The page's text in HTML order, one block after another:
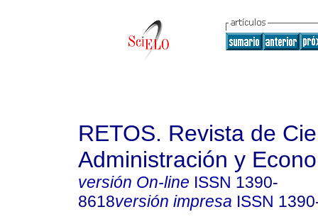
RETOS. Revista de
Administración y
versión On-line ISSN 1390-
8618versión impresa ISSN